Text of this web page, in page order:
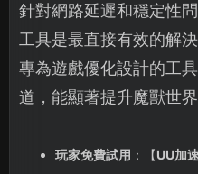
針對網路延遲和穩定性
工具是最直接有效的解
專為遊戲優化設計的工
道，能顯著提升魔獸世
玩家免費試用 ：【UU加